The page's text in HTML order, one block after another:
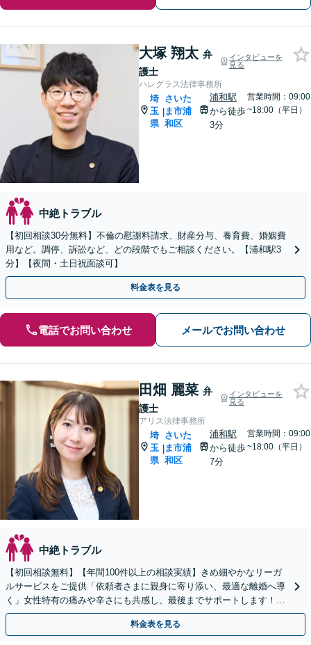
大塚 翔太 弁
護士
インタビューを
見る
ハレグラス法律事務所
埼
玉
県
|
さいた
ま市浦
和区
浦和駅
から徒歩
3分
営業時間：09:00
~18:00（平日）
中絶トラブル
【初回相談30分無料】不倫の慰謝料請求、財産分与、養育費、婚姻費
用など。調停、訴訟など、どの段階でもご相談ください。【浦和駅3
分】【夜間・土日祝面談可】
料金表を見る
電話でお問い合わせ メールでお問い合わせ
田畑 麗菜 弁
護士
インタビューを
見る
アリス法律事務所
埼
玉
県
|
さいた
ま市浦
和区
浦和駅
から徒歩
7分
営業時間：09:00
~18:00（平日）
中絶トラブル
【初回相談無料】【年間100件以上の相談実績】きめ細やかなリーガ
ルサービスをご提供「依頼者さまに親身に寄り添い、最適な離婚へ導
く」女性特有の痛みや辛さにも共感し、最後までサポートします！財
産分与／慰謝料／婚姻費用／養育費ほか
料金表を見る